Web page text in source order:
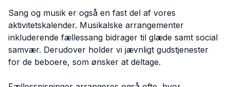
Sang og musik er også en fast del af vores
aktivitetskalender. Musikalske arrangementer
inkluderende fællessang bidrager til glæde samt social
samvær. Derudover holder vi jævnligt gudstjenester
for de beboere, som ønsker at deltage.